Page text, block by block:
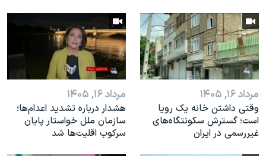
مرداد ۱۶, ۱۴۰۵
وقتی داشتن خانه یک رویا
است؛ گسترش سکونتگاه‌های
غیررسمی در ایران
مرداد ۱۶, ۱۴۰۵
هشدار درباره تشدید اعدام‌ها؛
سازمان ملل خواستار پایان
سرکوب اقلیت‌ها شد